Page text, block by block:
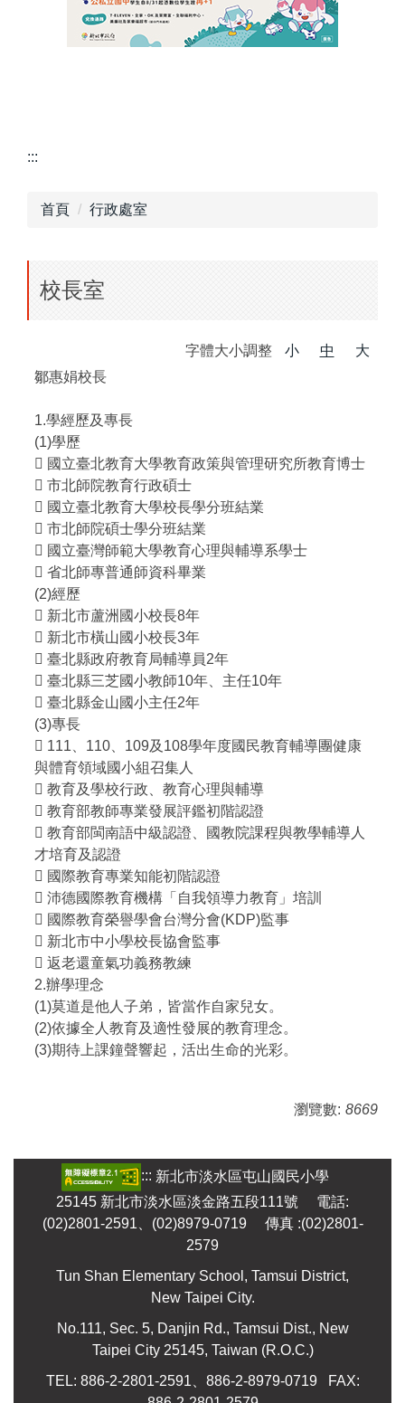
:::
首頁 行政處室
校長室
字體大小調整 小 中
大
鄒惠娟校長
1.學經歷及專長
(1)學歷
 國立臺北教育大學教育政策與管理研究所教育博士
 市北師院教育行政碩士
 國立臺北教育大學校長學分班結業
 市北師院碩士學分班結業
 國立臺灣師範大學教育心理與輔導系學士
 省北師專普通師資科畢業
(2)經歷
 新北市蘆洲國小校長8年
 新北市橫山國小校長3年
 臺北縣政府教育局輔導員2年
 臺北縣三芝國小教師10年、主任10年
 臺北縣金山國小主任2年
(3)專長
 111、110、109及108學年度國民教育輔導團健康
與體育領域國小組召集人
 教育及學校行政、教育心理與輔導
 教育部教師專業發展評鑑初階認證
 教育部閩南語中級認證、國教院課程與教學輔導人
才培育及認證
 國際教育專業知能初階認證
 沛德國際教育機構「自我領導力教育」培訓
 國際教育榮譽學會台灣分會(KDP)監事
 新北市中小學校長協會監事
 返老還童氣功義務教練
2.辦學理念
(1)莫道是他人子弟，皆當作自家兒女。
(2)依據全人教育及適性發展的教育理念。
(3)期待上課鐘聲響起，活出生命的光彩。
瀏覽數: 8669
::: 新北市淡水區屯山國民小學
25145 新北市淡水區淡金路五段111號 電話:
(02)2801-2591、(02)8979-0719 傳真 :(02)2801-
2579
Tun Shan Elementary School, Tamsui District,
New Taipei City.
No.111, Sec. 5, Danjin Rd., Tamsui Dist., New
Taipei City 25145, Taiwan (R.O.C.)
TEL: 886-2-2801-2591、886-2-8979-0719 FAX: